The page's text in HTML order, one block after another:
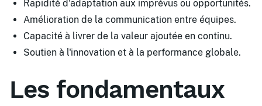
Rapidité d'adaptation aux imprévus ou opportunités.
Amélioration de la communication entre équipes.
Capacité à livrer de la valeur ajoutée en continu.
Soutien à l'innovation et à la performance globale.
Les fondamentaux